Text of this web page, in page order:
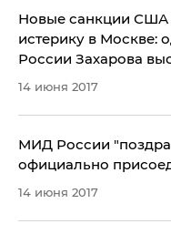
Новые санкции США
истерику в Москве:
России Захарова
14 июня 2017
​МИД России
официально
14 июня 2017